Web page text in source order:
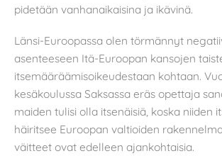
pidetään vanhanaikaisina ja ikävinä.
Länsi-Euroopassa olen törmännyt
asenteeseen Itä-Euroopan kansojen
itsemääräämisoikeudestaan kohtaan.
kesäkoulussa Saksassa eräs opettaja
maiden tulisi olla itsenäisiä, koska niiden
häiritsee Euroopan valtioiden
väitteet ovat edelleen ajankohtaisia.